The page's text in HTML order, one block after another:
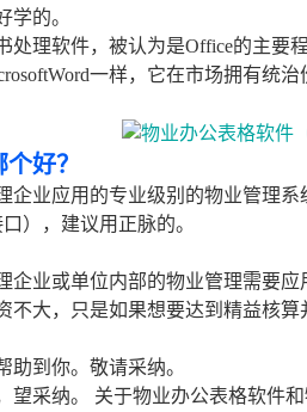
学的。
处理软件，被认为是Office的主要
一样，它在市场拥有统治
好？
企业应用的专业级别的物业管理
），建议用正脉的。
企业或单位内部的物业管理需要
不大，只是如果想要达到精益核算
助到你。敬请采纳。
望采纳。 关于物业办公表格软件